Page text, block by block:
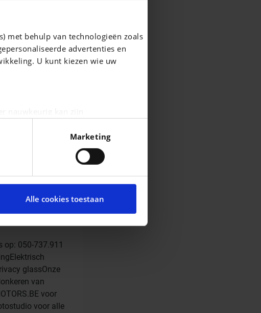
met behulp van technologieën zoals
advertenties en
U kunt kiezen wie uw
in het
detailgedeeltein. U
social media te bieden en om
site met onze partners voor
met andere informatie die u
services.
Marketing
Alle cookies toestaan
op: 050-737.911
glassOnze
van
voor
voor alle